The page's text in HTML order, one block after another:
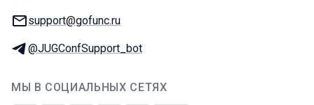
E-mail:
support@gofunc.ru
Телеграм:
@JUGConfSupport_bot
МЫ В СОЦИАЛЬНЫХ СЕТЯХ